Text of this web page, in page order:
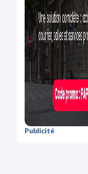
Publicité